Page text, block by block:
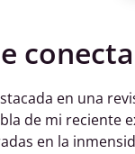
en una
de mi reciente
en la